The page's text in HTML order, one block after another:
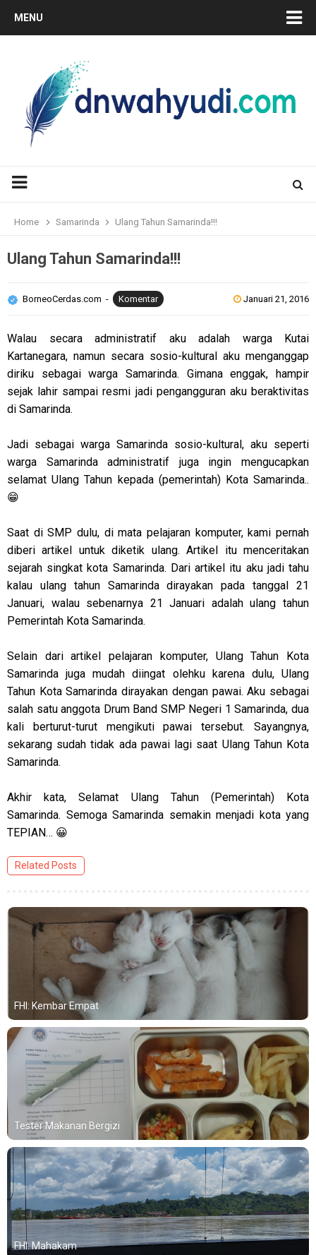
MENU
Home Samarinda Ulang Tahun Samarinda!!!
Ulang Tahun Samarinda!!!
BorneoCerdas.com Januari 21, 2016
Komentar
Walau secara administratif aku adalah warga Kutai
Kartanegara, namun secara sosio-kultural aku menganggap
diriku sebagai warga Samarinda. Gimana enggak, hampir
sejak lahir sampai resmi jadi pengangguran aku beraktivitas
di Samarinda.
Jadi sebagai warga Samarinda sosio-kultural, aku seperti
warga Samarinda administratif juga ingin mengucapkan
selamat Ulang Tahun kepada (pemerintah) Kota Samarinda..
😁
Saat di SMP dulu, di mata pelajaran komputer, kami pernah
diberi artikel untuk diketik ulang. Artikel itu menceritakan
sejarah singkat kota Samarinda. Dari artikel itu aku jadi tahu
kalau ulang tahun Samarinda dirayakan pada tanggal 21
Januari, walau sebenarnya 21 Januari adalah ulang tahun
Pemerintah Kota Samarinda.
Selain dari artikel pelajaran komputer, Ulang Tahun Kota
Samarinda juga mudah diingat olehku karena dulu, Ulang
Tahun Kota Samarinda dirayakan dengan pawai. Aku sebagai
salah satu anggota Drum Band SMP Negeri 1 Samarinda, dua
kali berturut-turut mengikuti pawai tersebut. Sayangnya,
sekarang sudah tidak ada pawai lagi saat Ulang Tahun Kota
Samarinda.
Akhir kata, Selamat Ulang Tahun (Pemerintah) Kota
Samarinda. Semoga Samarinda semakin menjadi kota yang
TEPIAN… 😀
Related Posts
FHI: Kembar Empat
Tester Makanan Bergizi
FHI: Mahakam